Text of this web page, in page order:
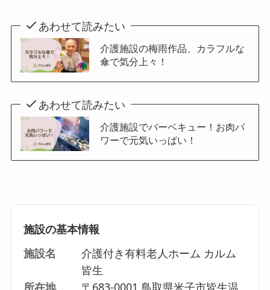
あわせて読みたい
介護施設の梅雨作品、カラフルな
傘で気分上々！
あわせて読みたい
介護施設でバーベキュー！お肉パ
ワーで元気いっぱい！
施設の基本情報
施設名
介護付き有料老人ホーム カルム
皆生
所在地
〒683-0001 鳥取県米子市皆生温